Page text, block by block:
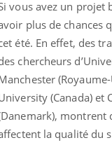
vous avez un projet
plus de chances
été. En effet, des
chercheurs
(Royaume-
(Canada) et
montrent
la qualité du
brouillard
Les symptômes
fer sont multiples ce